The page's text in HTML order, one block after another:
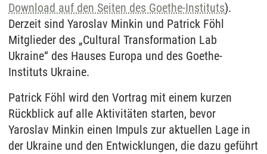
Download auf den Seiten des Goethe-Instituts).
Derzeit sind Yaroslav Minkin und Patrick Föhl
Mitglieder des „Cultural Transformation Lab
Ukraine“ des Hauses Europa und des Goethe-
Instituts Ukraine.
Patrick Föhl wird den Vortrag mit einem kurzen
Rückblick auf alle Aktivitäten starten, bevor
Yaroslav Minkin einen Impuls zur aktuellen Lage in
der Ukraine und den Entwicklungen, die dazu geführt